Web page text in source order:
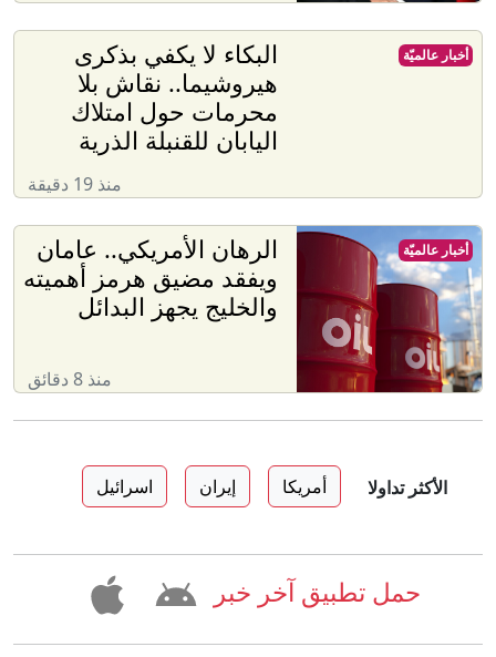
البكاء لا يكفي بذكرى
هيروشيما.. نقاش بلا
محرمات حول امتلاك
اليابان للقنبلة الذرية
منذ 19 دقيقة
أخبار عالميّة
الرهان الأمريكي.. عامان
ويفقد مضيق هرمز أهميته
والخليج يجهز البدائل
منذ 8 دقائق
أخبار عالميّة
الأكثر تداولا أمريكا إيران اسرائيل
حمل تطبيق آخر خبر